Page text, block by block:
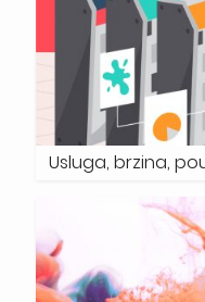
Usluga, brzina,